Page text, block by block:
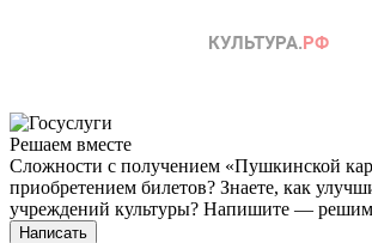
Решаем вместе
Сложности с получением «Пушкинской
приобретением билетов? Знаете, как
учреждений культуры? Напишите —
Написать